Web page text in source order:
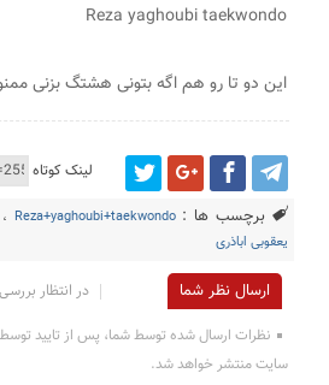
Reza yaghoubi taekwondo
این دو تا رو هم اگه بتونی هشتگ بزنی
لینک کوتاه
برچسب ها : ، Reza+yaghoubi+taekwondo
یعقوبی اباذری
ارسال نظر شما
در انتظار بررسی
نظرات ارسال شده توسط شما، پس از تایید
سایت منتشر خواهد شد.